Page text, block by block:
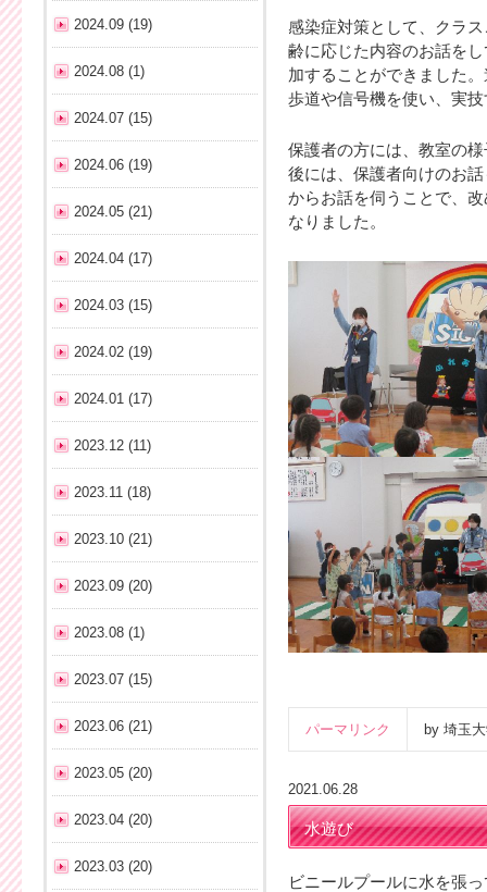
感染症対策として、クラ
齢に応じた内容のお話を
加することができました
歩道や信号機を使い、実
保護者の方には、教室の
後には、保護者向けのお
からお話を伺うことで、
なりました。
パーマリンク by 埼玉
2021.06.28
水遊び
ビニールプールに水を張
2024.09 (19)
2024.08 (1)
2024.07 (15)
2024.06 (19)
2024.05 (21)
2024.04 (17)
2024.03 (15)
2024.02 (19)
2024.01 (17)
2023.12 (11)
2023.11 (18)
2023.10 (21)
2023.09 (20)
2023.08 (1)
2023.07 (15)
2023.06 (21)
2023.05 (20)
2023.04 (20)
2023.03 (20)